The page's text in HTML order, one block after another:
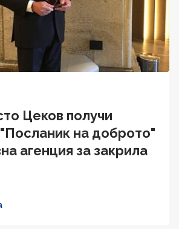
Цеков получи
на доброто"
агенция за закрила